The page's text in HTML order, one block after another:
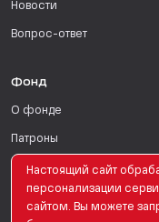
Новости
Вопрос-ответ
Фонд
О фонде
Патроны
Поддержать
Для СМИ
Настоящий сайт
персонализации
сайтом. Вы можете